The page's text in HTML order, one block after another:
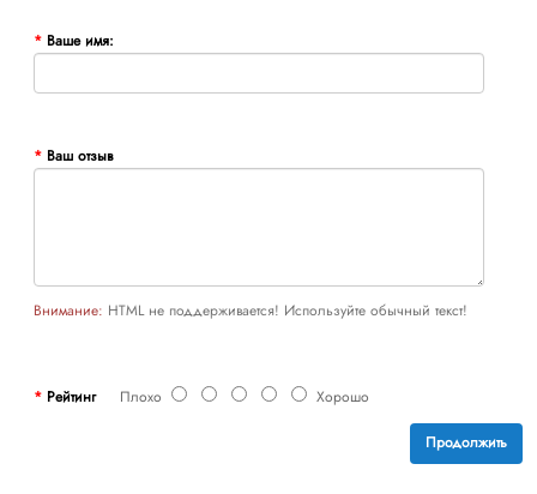
Ваше имя:
Ваш отзыв
Внимание: HTML не поддерживается! Используйте обычный текст!
РейтингПлохо Хорошо
Продолжить